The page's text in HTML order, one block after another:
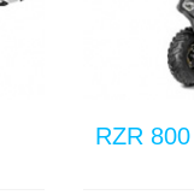
RZR